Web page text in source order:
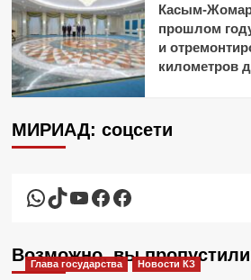
Касым-
прошлом
и
километров
МИРИАД: соцсети
WhatsApp
TikTok
YouTube
Facebook
Facebook
Возможно, вы пропустили
Глава государства Новости КЗ